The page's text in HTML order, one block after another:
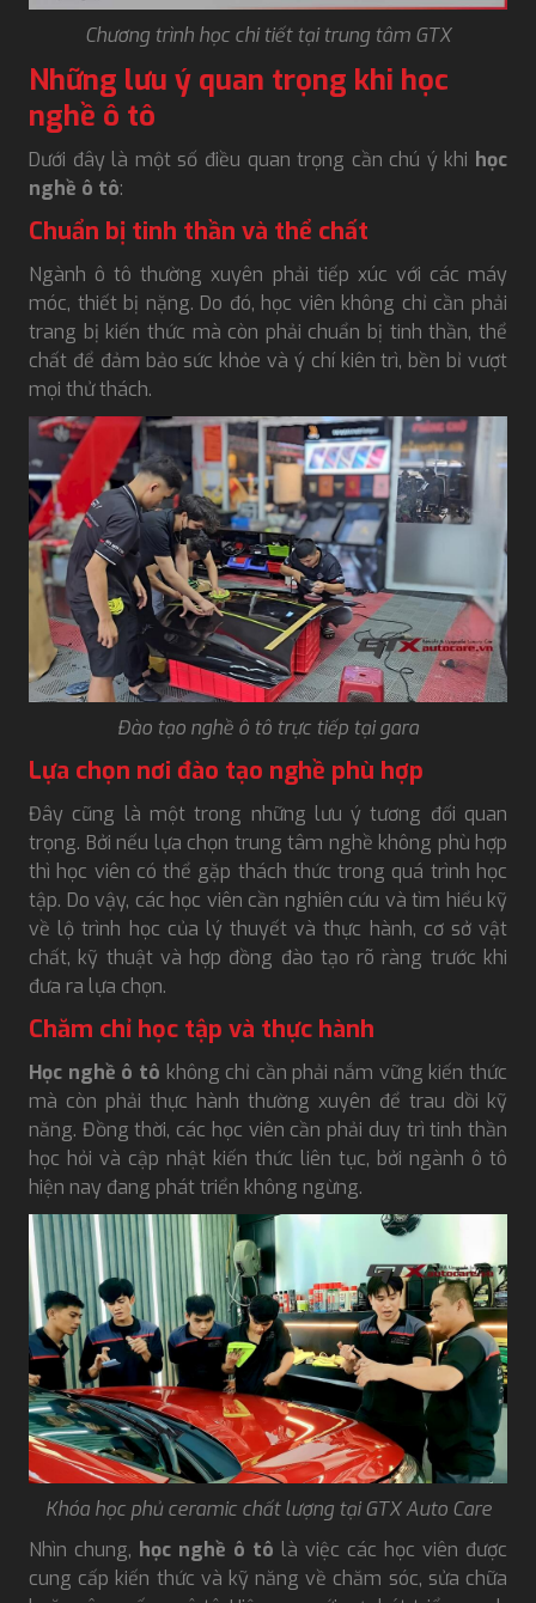
Chương trình học chi tiết tại trung tâm GTX
Những lưu ý quan trọng khi học
nghề ô tô
Dưới đây là một số điều quan trọng cần chú ý khi học
nghề ô tô:
Chuẩn bị tinh thần và thể chất
Ngành ô tô thường xuyên phải tiếp xúc với các máy
móc, thiết bị nặng. Do đó, học viên không chỉ cần phải
trang bị kiến thức mà còn phải chuẩn bị tinh thần, thể
chất để đảm bảo sức khỏe và ý chí kiên trì, bền bỉ vượt
mọi thử thách.
Đào tạo nghề ô tô trực tiếp tại gara
Lựa chọn nơi đào tạo nghề phù hợp
Đây cũng là một trong những lưu ý tương đối quan
trọng. Bởi nếu lựa chọn trung tâm nghề không phù hợp
thì học viên có thể gặp thách thức trong quá trình học
tập. Do vậy, các học viên cần nghiên cứu và tìm hiểu kỹ
về lộ trình học của lý thuyết và thực hành, cơ sở vật
chất, kỹ thuật và hợp đồng đào tạo rõ ràng trước khi
đưa ra lựa chọn.
Chăm chỉ học tập và thực hành
Học nghề ô tô không chỉ cần phải nắm vững kiến thức
mà còn phải thực hành thường xuyên để trau dồi kỹ
năng. Đồng thời, các học viên cần phải duy trì tinh thần
học hỏi và cập nhật kiến thức liên tục, bởi ngành ô tô
hiện nay đang phát triển không ngừng.
Khóa học phủ ceramic chất lượng tại GTX Auto Care
Nhìn chung, học nghề ô tô là việc các học viên được
cung cấp kiến thức và kỹ năng về chăm sóc, sửa chữa